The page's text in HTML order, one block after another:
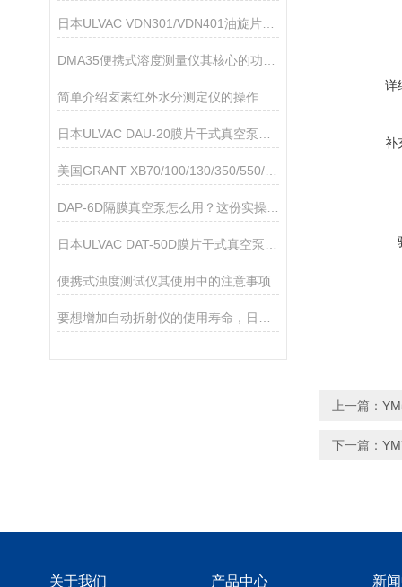
日本ULVAC VDN301/VDN401油旋片式真空泵
简单介绍卤素红外水分测定仪的操作步骤
美国GRANT XB70/100/130/350/550/900FZ雪花制冰机技术参数
便携式浊度测试仪其使用中的注意事项
详
补
上一篇：
下一篇：
关于我们 产品中心 新